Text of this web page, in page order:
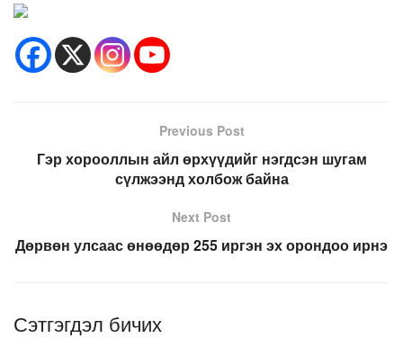
Previous Post
Гэр хорооллын айл өрхүүдийг нэгдсэн шугам
сүлжээнд холбож байна
Next Post
Дөрвөн улсаас өнөөдөр 255 иргэн эх орондоо ирнэ
Сэтгэгдэл бичих